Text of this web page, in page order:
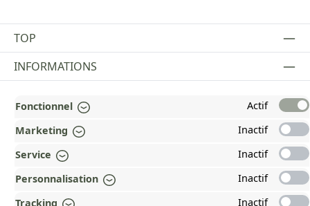
TOP
INFORMATIONS
PAYMENT AND SHIPPING METHODS
RÉCOMPENSÉ ET CERTIFIÉ !
POURQUOI HEAD&NATURE ?
Fonctionnel
Actif
Marketing
Inactif
Service
Inactif
Personnalisation
Inactif
Tracking
Inactif